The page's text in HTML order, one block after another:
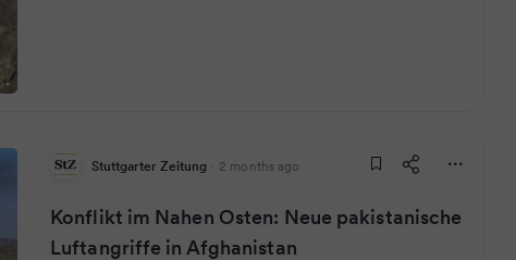
Stuttgarter Zeitung · 2 months ago
Konflikt im Nahen Osten: Neue pakistanische
Luftangriffe in Afghanistan